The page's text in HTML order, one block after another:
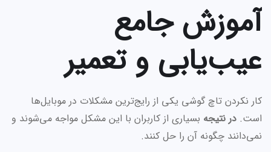
آموزش جامع
عیب‌یابی و تعمیر
کار نکردن تاچ گوشی یکی از رایج‌ترین مشکلات در موبایل‌ها
است. در نتیجه بسیاری از کاربران با این مشکل مواجه می‌شوند و
نمی‌دانند چگونه آن را حل کنند.